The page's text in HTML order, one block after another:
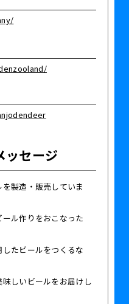
ッセージ
製造・販売していま
ル作りをおこなった
たビールをつくるな
しいビールをお届けし